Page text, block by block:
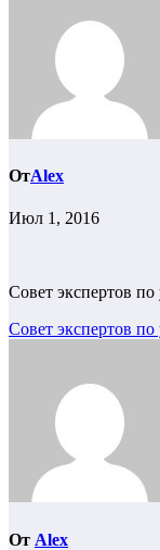
ОтAlex
Июл 1, 2016
Совет экспертов
Навигация
записям
Совет экспертов
От Alex